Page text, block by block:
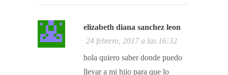
elizabeth diana sanchez leon
24 febrero, 2017 a las 16:32
hola quiero saber donde puedo
llevar a mi hijo para que lo